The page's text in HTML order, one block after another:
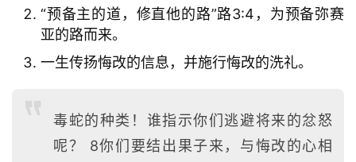
“预备主的道，修直他的路”路3:4，为预备弥赛
亚的路而来。
一生传扬悔改的信息，并施行悔改的洗礼。
毒蛇的种类！谁指示你们逃避将来的忿怒
呢？ 8你们要结出果子来，与悔改的心相